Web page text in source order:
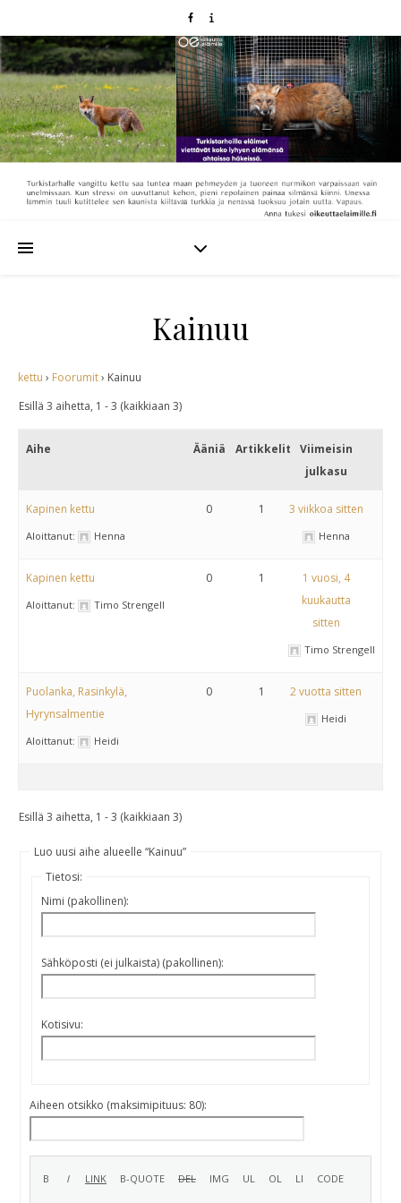
Kainuu
kettu › Foorumit› Kainuu
Esillä 3 aihetta, 1 - 3 (kaikkiaan 3)
Aihe Ääniä Artikkelit
Viimeisin
julkasu
Kapinen kettu
Aloittanut: Henna
0 1 3 viikkoa sitten
Henna
Kapinen kettu
Aloittanut: Timo Strengell
0 1
1 vuosi, 4
kuukautta
sitten
Timo Strengell
Puolanka, Rasinkylä,
Hyrynsalmentie
Aloittanut: Heidi
0 1 2 vuotta sitten
Heidi
Esillä 3 aihetta, 1 - 3 (kaikkiaan 3)
Luo uusi aihe alueelle “Kainuu”
Tietosi:
Nimi (pakollinen):
Sähköposti (ei julkaista) (pakollinen):
Kotisivu:
Aiheen otsikko (maksimipituus: 80):